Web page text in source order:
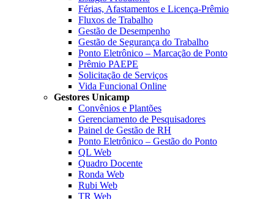
Férias, Afastamentos e Licença-Prêmio
Fluxos de Trabalho
Gestão de Desempenho
Gestão de Segurança do Trabalho
Ponto Eletrônico – Marcação de Ponto
Prêmio PAEPE
Solicitação de Serviços
Vida Funcional Online
Gestores Unicamp
Convênios e Plantões
Gerenciamento de Pesquisadores
Painel de Gestão de RH
Ponto Eletrônico – Gestão do Ponto
QL Web
Quadro Docente
Ronda Web
Rubi Web
TR Web